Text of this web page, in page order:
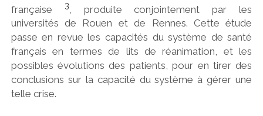
française
3, produite conjointement par les
universités de Rouen et de Rennes. Cette étude
passe en revue les capacités du système de santé
français en termes de lits de réanimation, et les
possibles évolutions des patients, pour en tirer des
conclusions sur la capacité du système à gérer une
telle crise.